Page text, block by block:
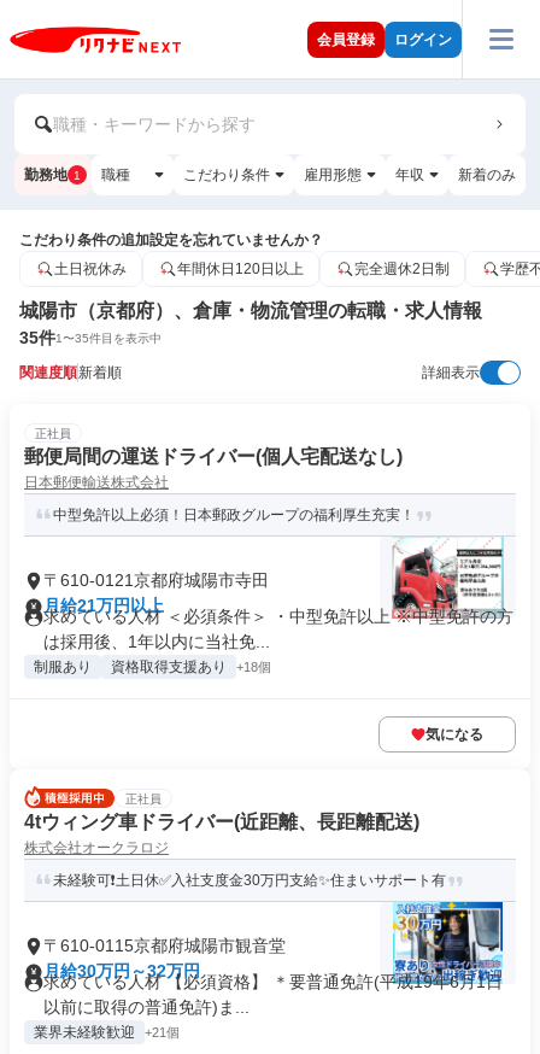
会員登録 ログイン
職種・キーワードから探す
勤務地 1 職種 こだわり条件 雇用形態 年収 新着のみ
こだわり条件の追加設定を忘れていませんか？
土日祝休み
年間休日120日以上 完全週休2日制 学歴
城陽市（京都府）、倉庫・物流管理の転職・求人情報
35件1〜35件目を表示中
関連度順新着順 詳細表示
正社員
郵便局間の運送ドライバー(個人宅配送なし)
日本郵便輸送株式会社
中型免許以上必須！日本郵政グループの福利厚生充実！
〒610-0121京都府城陽市寺田
月給21万円以上
求めている人材 ＜必須条件＞ ・中型免許以上 ※中型免許の方
は採用後、1年以内に当社免...
制服あり 資格取得支援あり +18個
気になる
正社員
4tウィング車ドライバー(近距離、長距離配送)
株式会社オークラロジ
未経験可❗土日休✅入社支度金30万円支給✨住まいサポート有
〒610-0115京都府城陽市観音堂
月給30万円～32万円
求めている人材 【必須資格】 ＊要普通免許(平成19年6月1日
以前に取得の普通免許)ま...
業界未経験歓迎 +21個